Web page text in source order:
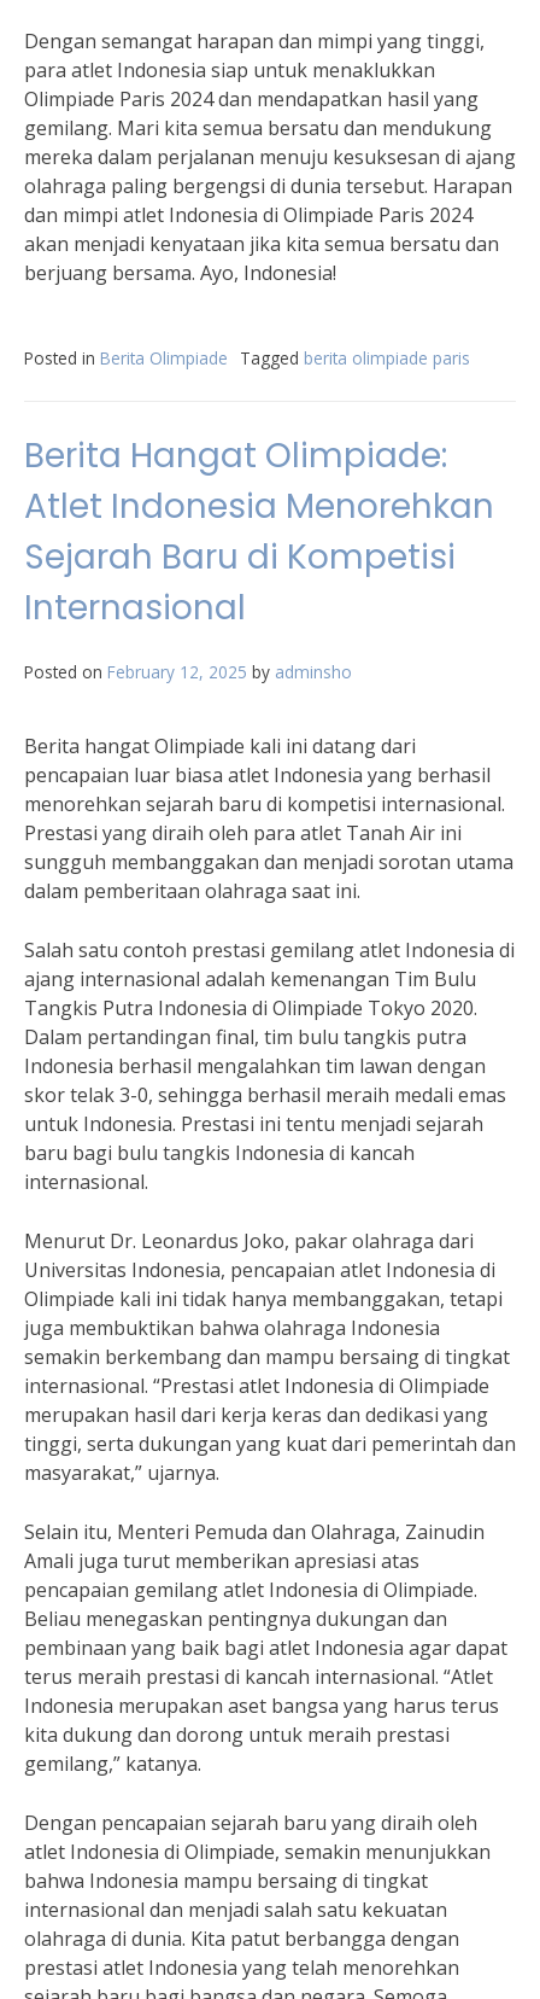
Dengan semangat harapan dan mimpi yang tinggi,
para atlet Indonesia siap untuk menaklukkan
Olimpiade Paris 2024 dan mendapatkan hasil yang
gemilang. Mari kita semua bersatu dan mendukung
mereka dalam perjalanan menuju kesuksesan di ajang
olahraga paling bergengsi di dunia tersebut. Harapan
dan mimpi atlet Indonesia di Olimpiade Paris 2024
akan menjadi kenyataan jika kita semua bersatu dan
berjuang bersama. Ayo, Indonesia!
Posted in Berita Olimpiade Tagged berita olimpiade paris
Berita Hangat Olimpiade:
Atlet Indonesia Menorehkan
Sejarah Baru di Kompetisi
Internasional
Posted on February 12, 2025 by adminsho
Berita hangat Olimpiade kali ini datang dari
pencapaian luar biasa atlet Indonesia yang berhasil
menorehkan sejarah baru di kompetisi internasional.
Prestasi yang diraih oleh para atlet Tanah Air ini
sungguh membanggakan dan menjadi sorotan utama
dalam pemberitaan olahraga saat ini.
Salah satu contoh prestasi gemilang atlet Indonesia di
ajang internasional adalah kemenangan Tim Bulu
Tangkis Putra Indonesia di Olimpiade Tokyo 2020.
Dalam pertandingan final, tim bulu tangkis putra
Indonesia berhasil mengalahkan tim lawan dengan
skor telak 3-0, sehingga berhasil meraih medali emas
untuk Indonesia. Prestasi ini tentu menjadi sejarah
baru bagi bulu tangkis Indonesia di kancah
internasional.
Menurut Dr. Leonardus Joko, pakar olahraga dari
Universitas Indonesia, pencapaian atlet Indonesia di
Olimpiade kali ini tidak hanya membanggakan, tetapi
juga membuktikan bahwa olahraga Indonesia
semakin berkembang dan mampu bersaing di tingkat
internasional. “Prestasi atlet Indonesia di Olimpiade
merupakan hasil dari kerja keras dan dedikasi yang
tinggi, serta dukungan yang kuat dari pemerintah dan
masyarakat,” ujarnya.
Selain itu, Menteri Pemuda dan Olahraga, Zainudin
Amali juga turut memberikan apresiasi atas
pencapaian gemilang atlet Indonesia di Olimpiade.
Beliau menegaskan pentingnya dukungan dan
pembinaan yang baik bagi atlet Indonesia agar dapat
terus meraih prestasi di kancah internasional. “Atlet
Indonesia merupakan aset bangsa yang harus terus
kita dukung dan dorong untuk meraih prestasi
gemilang,” katanya.
Dengan pencapaian sejarah baru yang diraih oleh
atlet Indonesia di Olimpiade, semakin menunjukkan
bahwa Indonesia mampu bersaing di tingkat
internasional dan menjadi salah satu kekuatan
olahraga di dunia. Kita patut berbangga dengan
prestasi atlet Indonesia yang telah menorehkan